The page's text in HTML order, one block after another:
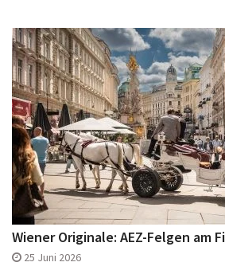
Wiener Originale: AEZ-Felgen am
25 Juni 2026